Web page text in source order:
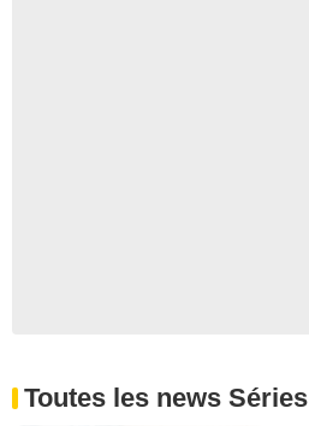
Toutes les news Séries